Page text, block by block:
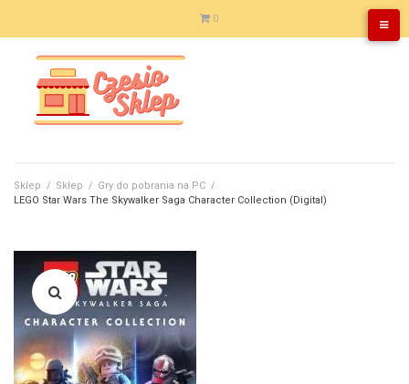
0
Sklep / Sklep / Gry do pobrania na PC /
LEGO Star Wars The Skywalker Saga Character Collection (Digital)